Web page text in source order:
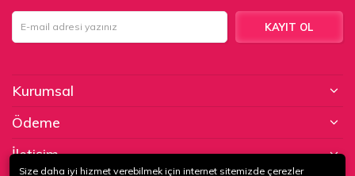
KAYIT OL
Kurumsal
Ödeme
İletişim
Size daha iyi hizmet verebilmek için internet sitemizde çerezler